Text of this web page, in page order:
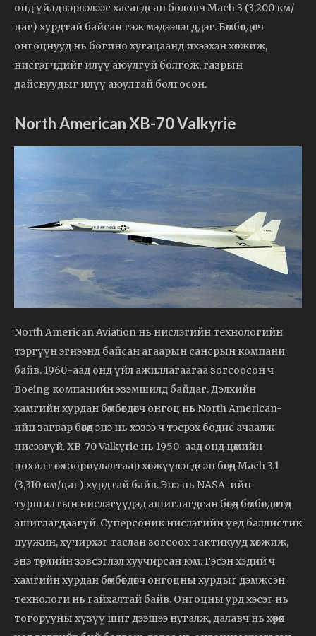
онд үйлдвэрлэлээс хасагдсан боловч Mach 3 (3,200 км/
цаг) хурдтай байсан гэж мэдээлэгддэг. Бөмбөгдөгч
онгоцнууд нь богино хугацаанд ихээхэн хөгжиж,
нисгэгчдийг илүү аюулгүй болгож, газрын
дайснуудыг илүү аюултай болгосон.
North American XB-70 Valkyrie
North American Aviation нь нислэгийн технологийн
тэргүүн эгнээнд байсан агаарын сансрын компани
байв. 1960-аад онд үйл ажиллагаагаа зогсоосон ч
Boeing компанийн эзэмшилд байдаг. Дэлхийн
хамгийн хурдан бөмбөгдөгч онгоц нь North American-
ийн загвар бөгөөд энэ нь хэзээ ч тэсрэх бодис ачаалж
нисээгүй. XB-70 Valkyrie нь 1950-аад онд цөмийн
цохилт өгөх зориулалтаар хөгжүүлэгдсэн бөгөөд Mach 3.1
(3,310 км/цаг) хурдтай байв. Энэ нь NASA-ийн
туршилтын нислэгүүдэд ашиглагдсан бөгөөд бөмбөгдөлтөд
ашиглагдаагүй. Суперсоник нислэгийн үед баллистик
пуужин, хүчирхэг таслан зогсоох тактикууд хөгжиж,
энэ төрлийн зэвсэглэл хуучирсан юм. Гэсэн хэдий ч
хамгийн хурдан бөмбөгдөгч онгоцны хурдыг дэмжсэн
технологи нь гайхалтай байв. Онгоцны урд хэсэг нь
тогорууны хүзүү шиг дээшээ нугалж, далавч нь хөөрөх